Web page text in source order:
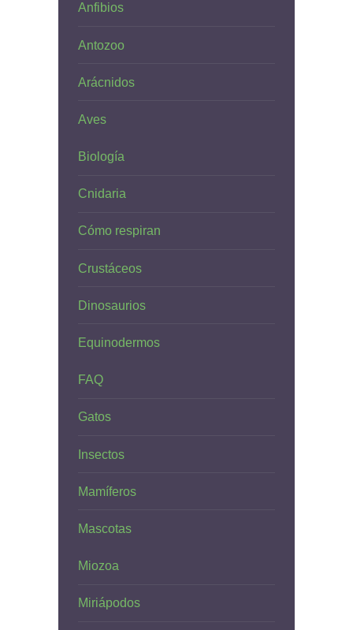
Anfibios
Antozoo
Arácnidos
Aves
Biología
Cnidaria
Cómo respiran
Crustáceos
Dinosaurios
Equinodermos
FAQ
Gatos
Insectos
Mamíferos
Mascotas
Miozoa
Miriápodos